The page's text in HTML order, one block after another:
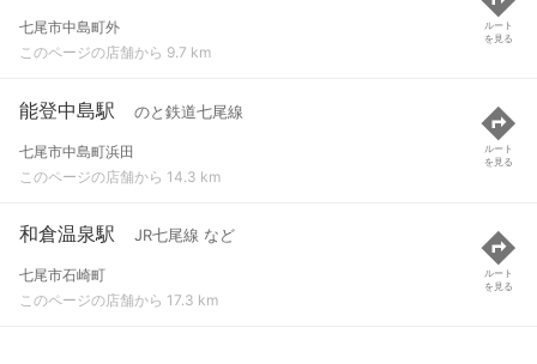
七尾市中島町外
このページの店舗から 9.7 km
ルート
を見る
能登中島駅 のと鉄道七尾線
七尾市中島町浜田
このページの店舗から 14.3 km
ルート
を見る
和倉温泉駅 JR七尾線 など
七尾市石崎町
このページの店舗から 17.3 km
ルート
を見る